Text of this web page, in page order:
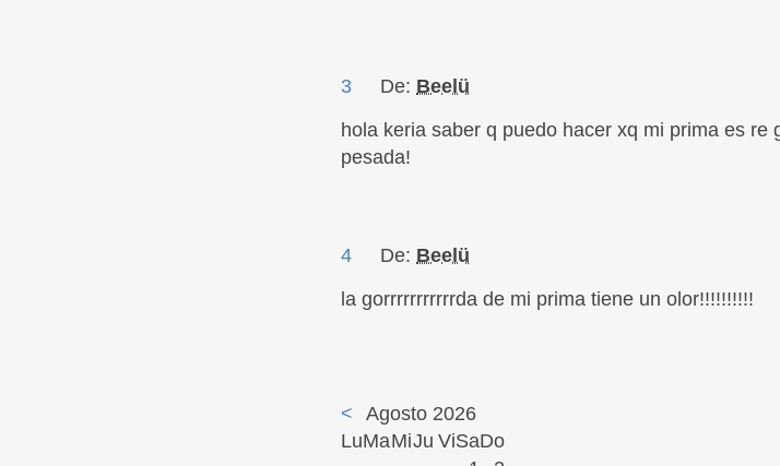
3 De: Beelü
hola keria saber q puedo hacer xq mi prima es re
pesada!
4 De: Beelü
la gorrrrrrrrrrrda de mi prima tiene un olor!!!!!!!!!!
<
Agosto 2026
LuMaMiJu ViSaDo